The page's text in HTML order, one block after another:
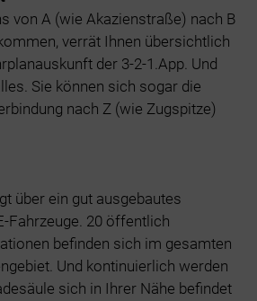
von A (wie Akazienstraße) nach B
verrät Ihnen übersichtlich
der 3-2-1.App. Und
Sie können sich sogar die
nach Z (wie Zugspitze)
über ein gut ausgebautes
Fahrzeuge. 20 öffentlich
befinden sich im gesamten
Und kontinuierlich werden
sich in Ihrer Nähe befindet